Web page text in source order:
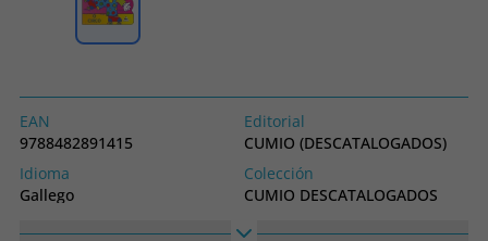
EAN
9788482891415
Editorial
CUMIO (DESCATALOGADOS)
Idioma
Gallego
Colección
CUMIO DESCATALOGADOS
Ancho